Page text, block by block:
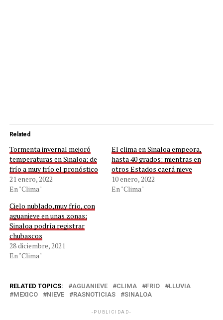
Related
Tormenta invernal mejoró
temperaturas en Sinaloa; de
frío a muy frío el pronóstico
21 enero, 2022
En "Clima"
El clima en Sinaloa empeora,
hasta 40 grados; mientras en
otros Estados caerá nieve
10 enero, 2022
En "Clima"
Cielo nublado,muy frío, con
aguanieve en unas zonas;
Sinaloa podría registrar
chubascos
28 diciembre, 2021
En "Clima"
RELATED TOPICS: AGUANIEVE CLIMA FRIO
LLUVIA
MEXICO
NIEVE RASNOTICIAS SINALOA
-PUBLICIDAD-